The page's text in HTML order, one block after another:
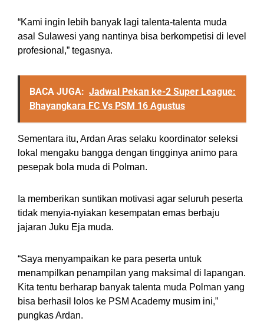
“Kami ingin lebih banyak lagi talenta-talenta muda
asal Sulawesi yang nantinya bisa berkompetisi di level
profesional,” tegasnya.
BACA JUGA: Jadwal Pekan ke-2 Super League:
Bhayangkara FC Vs PSM 16 Agustus
Sementara itu, Ardan Aras selaku koordinator seleksi
lokal mengaku bangga dengan tingginya animo para
pesepak bola muda di Polman.
Ia memberikan suntikan motivasi agar seluruh peserta
tidak menyia-nyiakan kesempatan emas berbaju
jajaran Juku Eja muda.
“Saya menyampaikan ke para peserta untuk
menampilkan penampilan yang maksimal di lapangan.
Kita tentu berharap banyak talenta muda Polman yang
bisa berhasil lolos ke PSM Academy musim ini,”
pungkas Ardan.